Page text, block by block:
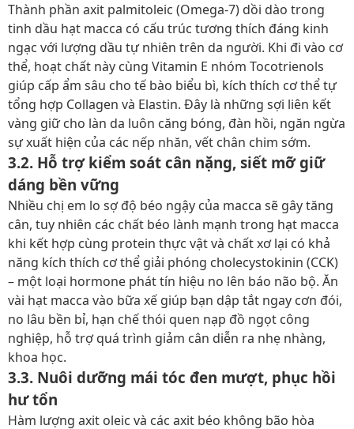
Thành phần axit palmitoleic (Omega-7) dồi dào trong
tinh dầu hạt macca có cấu trúc tương thích đáng kinh
ngạc với lượng dầu tự nhiên trên da người. Khi đi vào cơ
thể, hoạt chất này cùng Vitamin E nhóm Tocotrienols
giúp cấp ẩm sâu cho tế bào biểu bì, kích thích cơ thể tự
tổng hợp Collagen và Elastin. Đây là những sợi liên kết
vàng giữ cho làn da luôn căng bóng, đàn hồi, ngăn ngừa
sự xuất hiện của các nếp nhăn, vết chân chim sớm.
3.2. Hỗ trợ kiểm soát cân nặng, siết mỡ giữ
dáng bền vững
Nhiều chị em lo sợ độ béo ngậy của macca sẽ gây tăng
cân, tuy nhiên các chất béo lành mạnh trong hạt macca
khi kết hợp cùng protein thực vật và chất xơ lại có khả
năng kích thích cơ thể giải phóng cholecystokinin (CCK)
– một loại hormone phát tín hiệu no lên báo não bộ. Ăn
vài hạt macca vào bữa xế giúp bạn dập tắt ngay cơn đói,
no lâu bền bỉ, hạn chế thói quen nạp đồ ngọt công
nghiệp, hỗ trợ quá trình giảm cân diễn ra nhẹ nhàng,
khoa học.
3.3. Nuôi dưỡng mái tóc đen mượt, phục hồi
hư tổn
Hàm lượng axit oleic và các axit béo không bão hòa